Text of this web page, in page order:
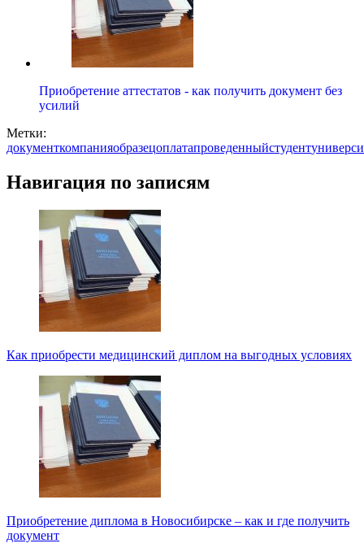
Приобретение аттестатов - как получить документ без
усилий
Метки:
документкомпанияобразецоплатапроведенныйстудент
Навигация по записям
Как приобрести медицинский диплом на выгодных условиях
Приобретение диплома в Новосибирске – как и где получить
документ